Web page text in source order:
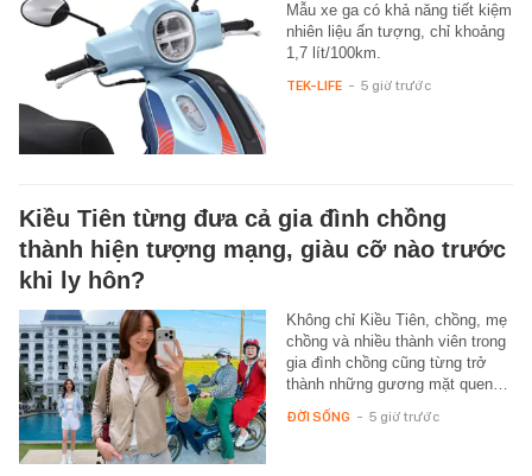
Mẫu xe ga có khả năng tiết kiệm
nhiên liệu ấn tượng, chỉ khoảng
1,7 lít/100km.
TEK-LIFE - 5 giờ trước
Kiều Tiên từng đưa cả gia đình chồng
thành hiện tượng mạng, giàu cỡ nào trước
khi ly hôn?
Không chỉ Kiều Tiên, chồng, mẹ
chồng và nhiều thành viên trong
gia đình chồng cũng từng trở
thành những gương mặt quen…
ĐỜI SỐNG - 5 giờ trước